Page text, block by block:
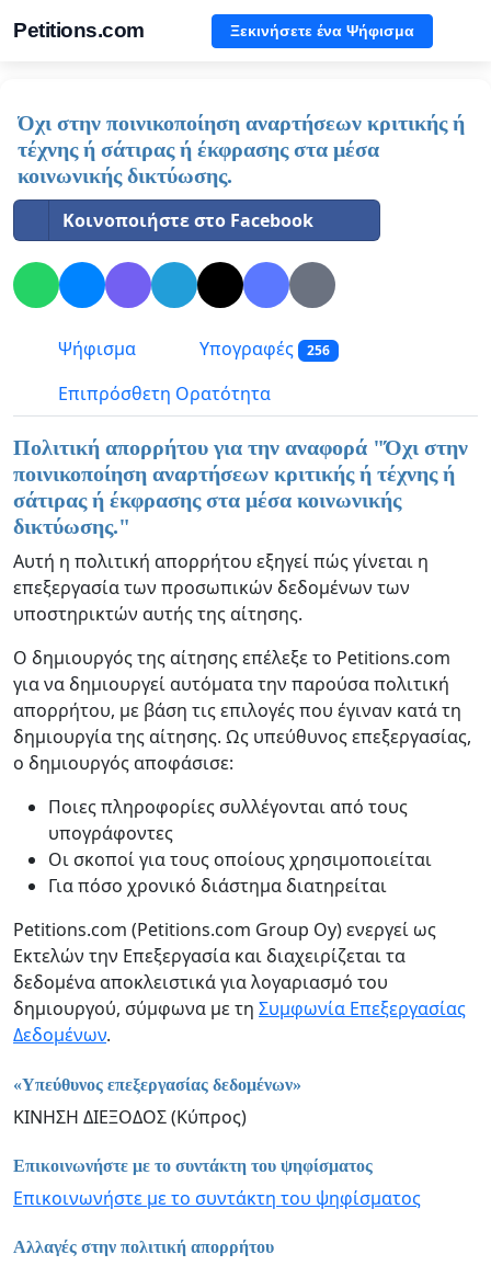
Petitions.com Ξεκινήσετε ένα Ψήφισμα
Όχι στην ποινικοποίηση αναρτήσεων κριτικής ή
τέχνης ή σάτιρας ή έκφρασης στα μέσα
κοινωνικής δικτύωσης.
Κοινοποιήστε στο Facebook
Ψήφισμα Υπογραφές 256
Επιπρόσθετη Ορατότητα
Πολιτική απορρήτου για την αναφορά "Όχι στην
ποινικοποίηση αναρτήσεων κριτικής ή τέχνης ή
σάτιρας ή έκφρασης στα μέσα κοινωνικής
δικτύωσης."
Αυτή η πολιτική απορρήτου εξηγεί πώς γίνεται η
επεξεργασία των προσωπικών δεδομένων των
υποστηρικτών αυτής της αίτησης.
Ο δημιουργός της αίτησης επέλεξε το Petitions.com
για να δημιουργεί αυτόματα την παρούσα πολιτική
απορρήτου, με βάση τις επιλογές που έγιναν κατά τη
δημιουργία της αίτησης. Ως υπεύθυνος επεξεργασίας,
ο δημιουργός αποφάσισε:
Ποιες πληροφορίες συλλέγονται από τους
υπογράφοντες
Οι σκοποί για τους οποίους χρησιμοποιείται
Για πόσο χρονικό διάστημα διατηρείται
Petitions.com (Petitions.com Group Oy) ενεργεί ως
Εκτελών την Επεξεργασία και διαχειρίζεται τα
δεδομένα αποκλειστικά για λογαριασμό του
δημιουργού, σύμφωνα με τη Συμφωνία Επεξεργασίας
Δεδομένων.
«Υπεύθυνος επεξεργασίας δεδομένων»
ΚΙΝΗΣΗ ΔΙΕΞΟΔΟΣ (Κύπρος)
Επικοινωνήστε με το συντάκτη του ψηφίσματος
Επικοινωνήστε με το συντάκτη του ψηφίσματος
Αλλαγές στην πολιτική απορρήτου